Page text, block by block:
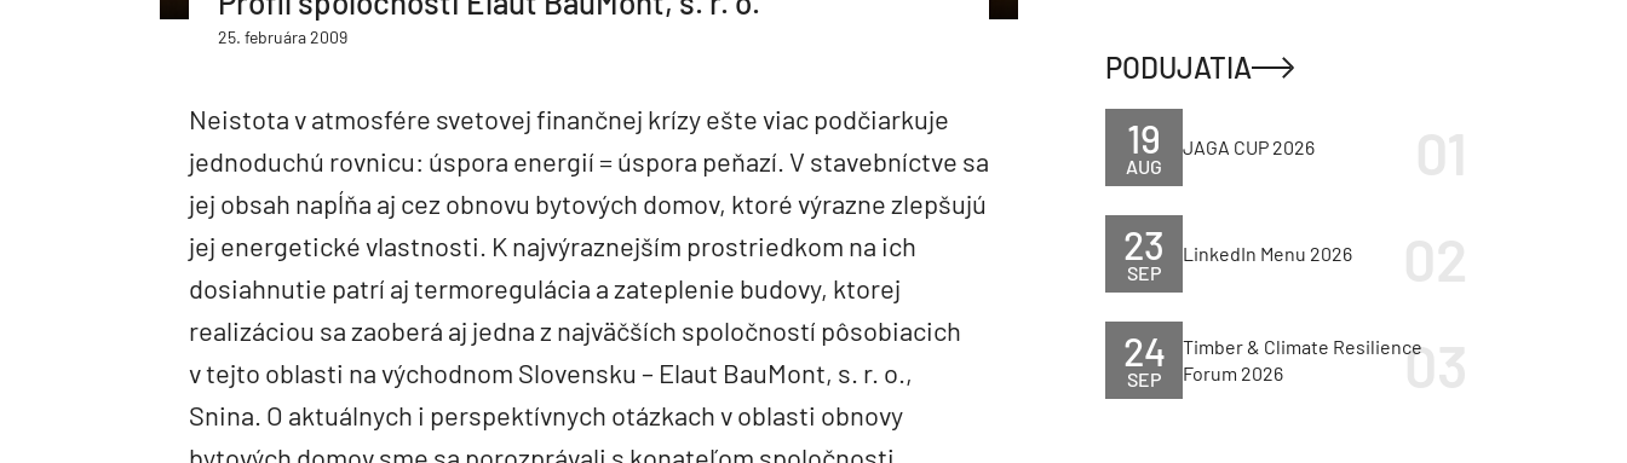
25. februára 2009
Neistota v atmosfére svetovej finančnej krízy ešte viac podčiarkuje
jednoduchú rovnicu: úspora energií = úspora peňazí. V stavebníctve sa
jej obsah napĺňa aj cez obnovu bytových domov, ktoré výrazne zlepšujú
jej energetické vlastnosti. K najvýraznejším prostriedkom na ich
dosiahnutie patrí aj termoregulácia a zateplenie budovy, ktorej
realizáciou sa zaoberá aj jedna z najväčších spoločností pôsobiacich
v tejto oblasti na východnom Slovensku – Elaut BauMont, s. r. o.,
Snina. O aktuálnych i perspektívnych otázkach v oblasti obnovy
PODUJATIA
AUG
19 JAGA CUP 2026
SEP
23 LinkedIn Menu 2026
SEP
24
Timber & Climate Resilience
Forum 2026